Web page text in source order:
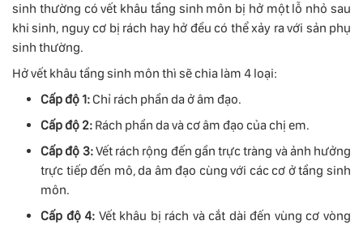
sinh thường có vết khâu tầng sinh môn bị hở một lỗ nhỏ sau
khi sinh, nguy cơ bị rách hay hở đều có thể xảy ra với sản phụ
sinh thường.
Hở vết khâu tầng sinh môn thì sẽ chia làm 4 loại:
Cấp độ 1:Chỉ rách phần da ở âm đạo.
Cấp độ 2: Rách phần da và cơ âm đạo của chị em.
Cấp độ 3:Vết rách rộng đến gần trực tràng và ảnh hưởng
trực tiếp đến mô, da âm đạo cùng với các cơ ở tầng sinh
môn.
Cấp độ 4: Vết khâu bị rách và cắt dài đến vùng cơ vòng